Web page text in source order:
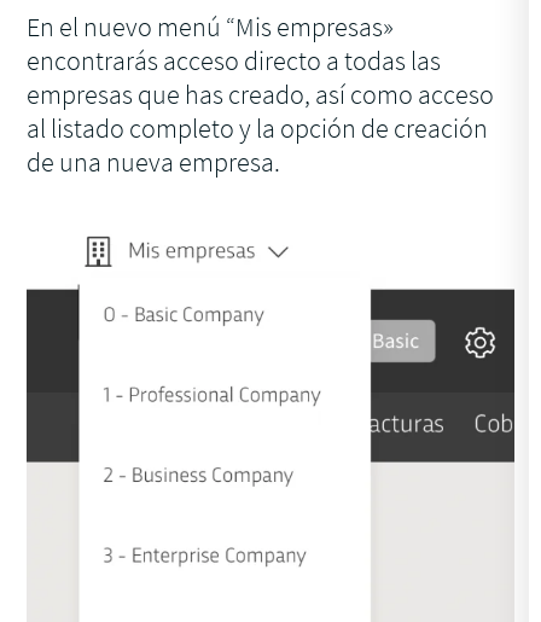
En el nuevo menú “Mis empresas»
encontrarás acceso directo a todas las
empresas que has creado, así como acceso
al listado completo y la opción de creación
de una nueva empresa.